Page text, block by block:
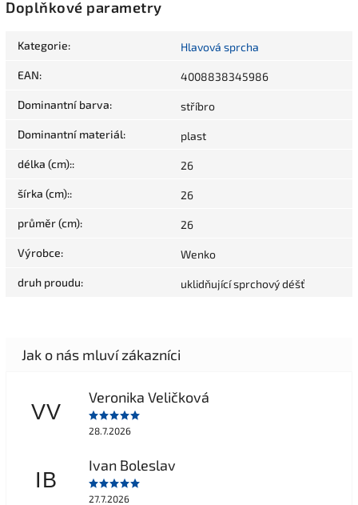
Doplňkové parametry
Kategorie: Hlavová sprcha
EAN: 4008838345986
Dominantní barva: stříbro
Dominantní materiál: plast
délka (cm):: 26
šírka (cm):: 26
průměr (cm): 26
Výrobce: Wenko
druh proudu: uklidňující sprchový déšť
VV
Veronika Veličková
28.7.2026
IB
Ivan Boleslav
27.7.2026